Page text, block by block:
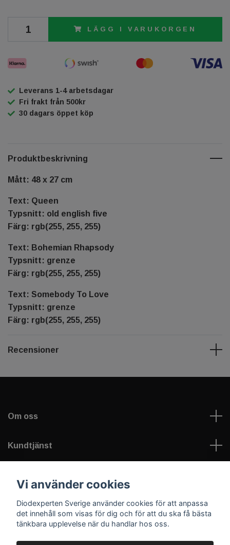
LÄGG I VARUKORGEN
Leverans 1-4 arbetsdagar
Fri frakt från 500kr
30 dagars öppet köp
Produktbeskrivning
Mått: 48 x 27 cm
Text: Queen
Typsnitt: old english five
Färg: rgb(255, 255, 255)
Text: Bohemian Rhapsody
Typsnitt: grenze
Färg: rgb(255, 255, 255)
Text: Somebody To Love
Typsnitt: grenze
Färg: rgb(255, 255, 255)
Recensioner
Om oss
Kundtjänst
Sociala medier
Vi använder cookies
Diodexperten Sverige använder cookies för att anpassa
det innehåll som visas för dig och för att du ska få bästa
tänkbara upplevelse när du handlar hos oss.